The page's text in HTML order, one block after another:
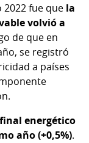
fue que la
volvió a
de que en
se registró
a países
energético
año (+0,5%).